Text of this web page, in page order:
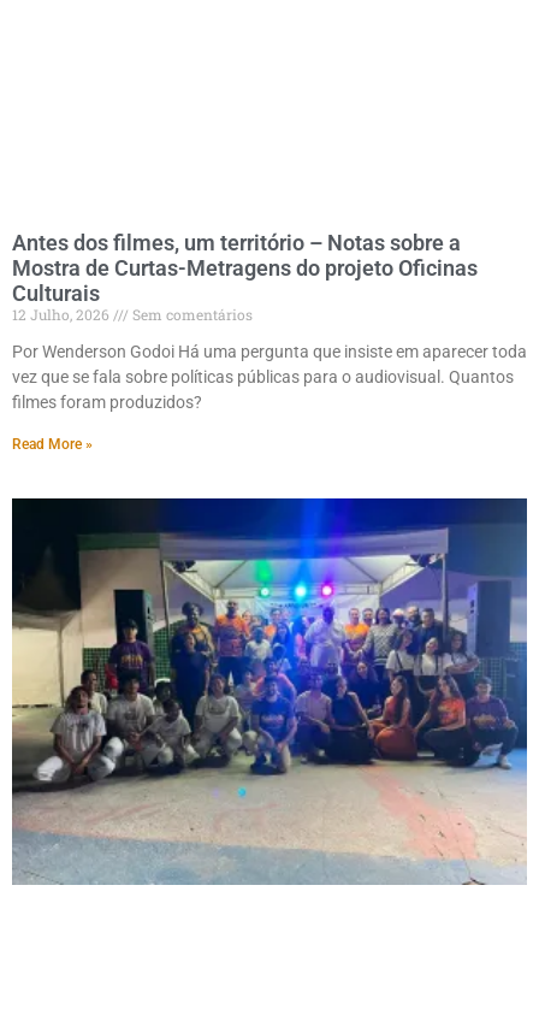
Antes dos filmes, um território – Notas sobre a
Mostra de Curtas-Metragens do projeto Oficinas
Culturais
12 Julho, 2026
Sem comentários
Por Wenderson Godoi Há uma pergunta que insiste em aparecer toda
vez que se fala sobre políticas públicas para o audiovisual. Quantos
filmes foram produzidos?
Read More »